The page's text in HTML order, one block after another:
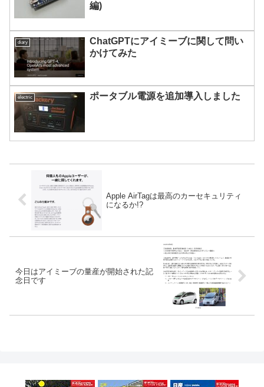
編)
diary
ChatGPTにアイミーブに関して問い
かけてみた
electric ポータブル電源を追加導入しました
Apple AirTagは最高のカーセキュリティ
になるか!?
今日はアイミーブの量産が開始された記
念日です